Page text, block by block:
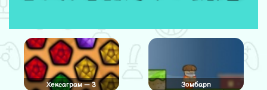
Хексаграм — 3 Зомбарп